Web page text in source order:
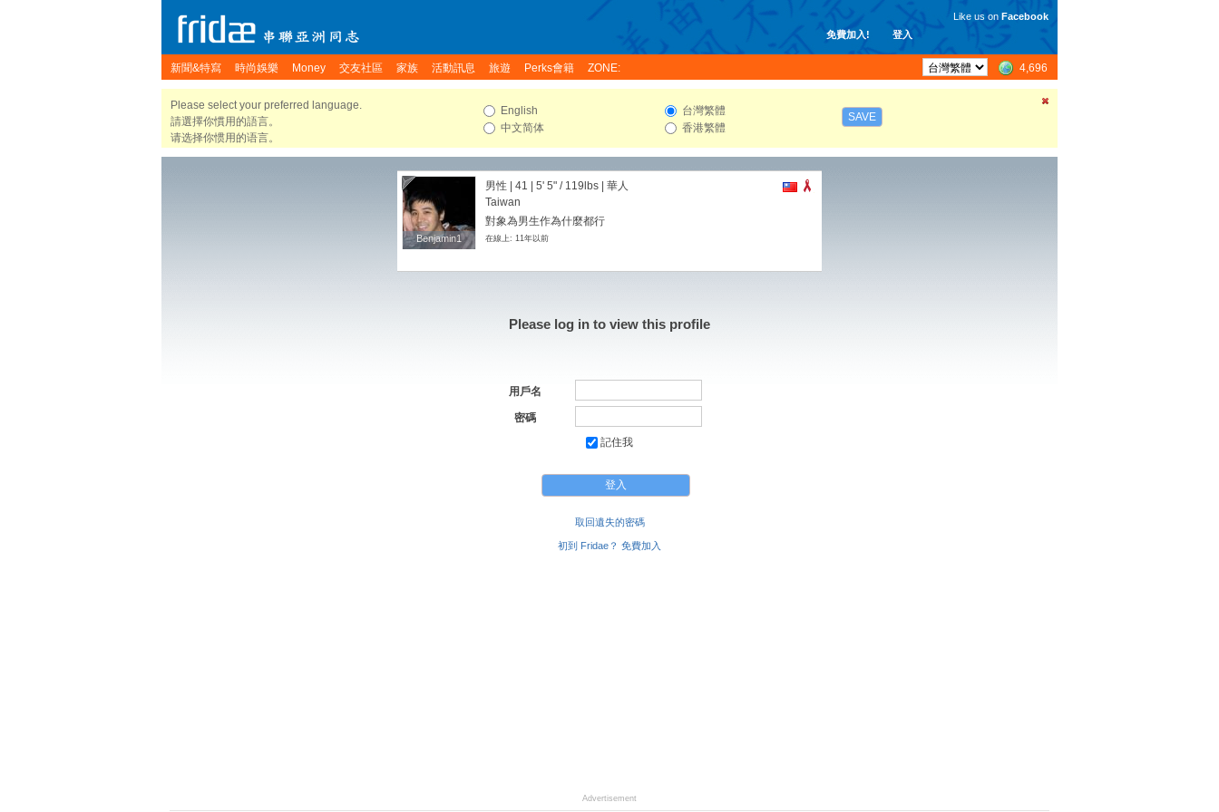
免費加入! 登入
Like us on Facebook
新聞&特寫 時尚娛樂 Money 交友社區 家族 活動訊息 旅遊 Perks會籍 ZONE: 4,696
Please select your preferred language.
請選擇你慣用的語言。
请选择你惯用的语言。
English
中文简体
台灣繁體
香港繁體
SAVE
Benjamin1
Benjamin1
男性 | 41 | 5' 5" / 119lbs | 華人
Taiwan
對象為男生作為什麼都行
在線上: 11年以前
Please log in to view this profile
用戶名
密碼
記住我
取回遺失的密碼
初到 Fridae？ 免費加入
Advertisement